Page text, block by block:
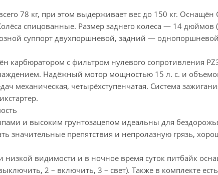
78 кг, при этом выдерживает вес до 150 кг.
спицованные. Размер заднего колеса — 14
суппорт двухпоршневой, задний —
карбюратором с фильтром нулевого сопротивления
Надёжный мотор мощностью 15 л. с. и
механическая, четырёхступенчатая. Система
и высоким грунтозацепом идеальны для
значительные препятствия и непролазную грязь,
низкой видимости и в ночное время суток питбайк
2 – включить, 3 – свет). Также в комплекте